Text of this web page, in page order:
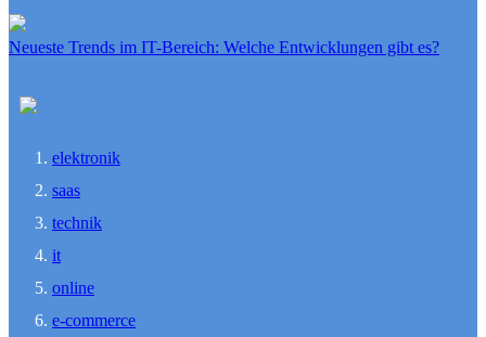
Neueste Trends im IT-Bereich: Welche Entwicklungen gibt es?
elektronik
saas
technik
it
online
e-commerce